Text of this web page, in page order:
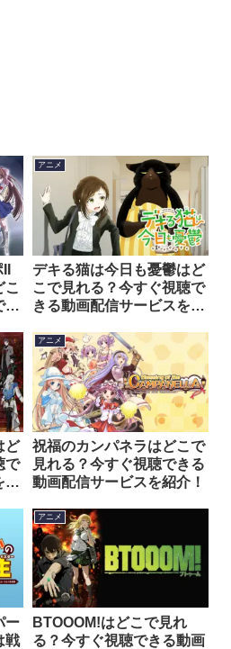
き
アニメ
デキる猫は今日も憂鬱はど
こで見れる？今すぐ視聴で
きる動画配信サービスを紹
ど
で
紹
アニメ
祝福のカンパネラはどこで
見れる？今すぐ視聴できる
動画配信サービスを紹介！
ー
戦
アニメ
BTOOOM!はどこで見れ
る？今すぐ視聴できる動画